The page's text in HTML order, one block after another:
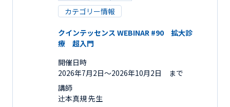
カテゴリー情報
クインテッセンス WEBINAR #90 拡大診
療 超入門
開催日時
2026年7月2日〜2026年10月2日 まで
講師
辻󠄀本真規 先生